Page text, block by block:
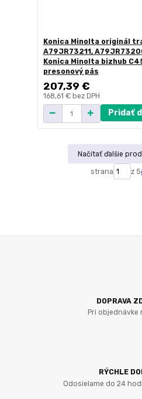
Konica Minolta originál
A79JR73211,
Konica Minolta bizhub
presonový pás
207,39 €
168,61 € bez DPH
Pridať
Načítať ďalšie
strana z 5
DOPRAVA
Pri objednávke
RÝCHLE
Odosielame do 24